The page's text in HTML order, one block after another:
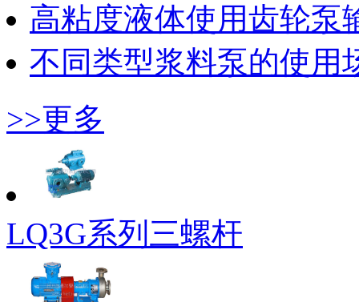
高粘度液体使用齿轮泵
不同类型浆料泵的使用
>>更多
LQ3G系列三螺杆